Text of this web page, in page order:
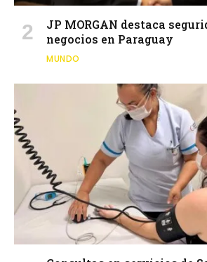
JP MORGAN destaca
negocios en Paraguay
MUNDO